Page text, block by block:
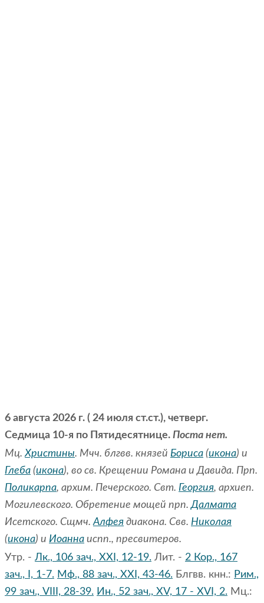
6 августа 2026 г. ( 24 июля ст.ст.), четверг.
Седмица 10-я по Пятидесятнице. Поста нет.
Мц.Христины. Мчч. блгвв. князей Бориса (икона) и
Глеба (икона), во св. Крещении Романа и Давида. Прп.
Поликарпа, архим. Печерского. Свт. Георгия, архиеп.
Могилевского. Обретение мощей прп.Далмата
Исетского. Сщмч.Алфея диакона. Свв. Николая
(икона) и Иоанна испп., пресвитеров.
Утр. - Лк., 106 зач., XXI, 12-19. Лит. - 2 Кор., 167
зач., I, 1-7. Мф., 88 зач., XXI, 43-46. Блгвв. кнн.: Рим.,
99 зач., VIII, 28-39. Ин., 52 зач., XV, 17 - XVI, 2. Мц.: